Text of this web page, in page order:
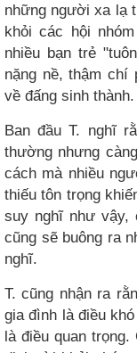
những người xa lạ
khỏi các hội
nhiều bạn trẻ
nặng nề, thậm chí
về đấng sinh thành.
Ban đầu T. nghĩ
thường nhưng
cách mà nhiều
thiếu tôn trọng
suy nghĩ như vậy,
cũng sẽ buông ra
nghĩ.
T. cũng nhận ra
gia đình là điều
là điều quan